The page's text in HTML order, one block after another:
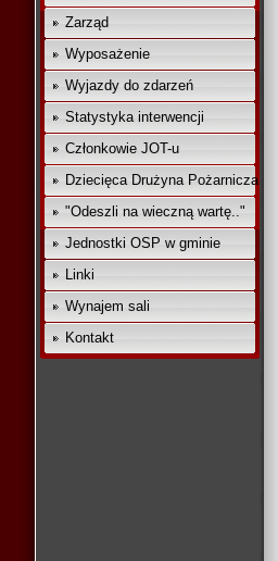
Zarząd
Wyposażenie
Wyjazdy do zdarzeń
Statystyka interwencji
Członkowie JOT-u
Dziecięca Drużyna Pożarnicza
"Odeszli na wieczną wartę.."
Jednostki OSP w gminie
Linki
Wynajem sali
Kontakt